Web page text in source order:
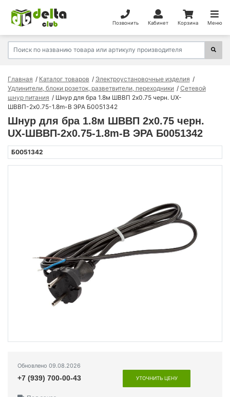
Позвонить Кабинет Корзина Меню
Главная Каталог товаров
Электроустановочные изделия
Удлинители, блоки розеток, разветвители, переходники
Сетевой
шнур питания
Шнур для бра 1.8м ШВВП 2х0.75 черн. UX-
ШВВП-2x0.75-1.8m-B ЭРА Б0051342
Шнур для бра 1.8м ШВВП 2х0.75 черн.
UX-ШВВП-2x0.75-1.8m-B ЭРА Б0051342
Б0051342
Обновлено 09.08.2026
+7 (939) 700-00-43 УТОЧНИТЬ ЦЕНУ